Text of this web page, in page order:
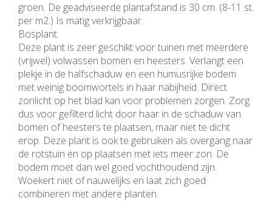
groen. De geadviseerde plantafstand is 30 cm. (8-11 st.
per m2.) Is matig verkrijgbaar.
Bosplant.
Deze plant is zeer geschikt voor tuinen met meerdere
(vrijwel) volwassen bomen en heesters. Verlangt een
plekje in de halfschaduw en een humusrijke bodem
met weinig boomwortels in haar nabijheid. Direct
zonlicht op het blad kan voor problemen zorgen. Zorg
dus voor gefilterd licht door haar in de schaduw van
bomen of heesters te plaatsen, maar niet te dicht
erop. Deze plant is ook te gebruiken als overgang naar
de rotstuin en op plaatsen met iets meer zon. De
bodem moet dan wel goed vochthoudend zijn.
Woekert niet of nauwelijks en laat zich goed
combineren met andere planten.